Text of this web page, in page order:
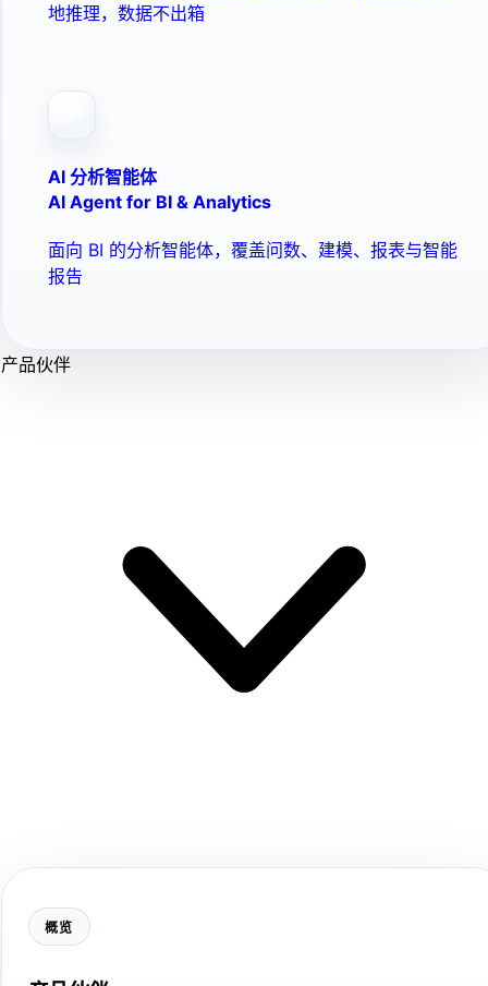
地推理，数据不出箱
AI 分析智能体
AI Agent for BI & Analytics
面向 BI 的分析智能体，覆盖问数、建模、报表与智能
报告
产品伙伴
概览